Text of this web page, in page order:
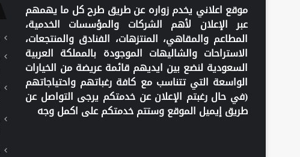
موقع اعلاني يخدم زواره عن طريق طرح كل ما يهمهم
عبر الإعلان لأهم الشركات والمؤسسات الخدمية،
المطاعم والمقاهي، المنتزهات، الفنادق والمنتجعات،
الاستراحات والشاليهات الموجودة بالمملكة العربية
السعودية لنضع بين ايديهم قائمة عريضة من الخيارات
الواسعة التي تتناسب مع كافة رغباتهم واحتياجاتهم
(في حال رغبتم الإعلان عن خدمتكم يرجى التواصل عن
طريق إيميل الموقع وستتم خدمتكم على اكمل وجه